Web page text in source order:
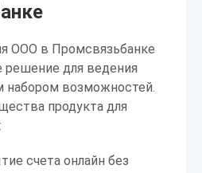
ООО в Промсвязьбанке
решение для ведения
набором возможностей.
продукта для
счета онлайн без